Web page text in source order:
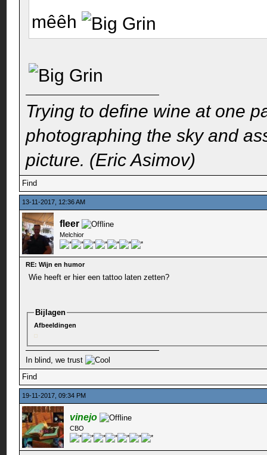
mêêh
Trying to define wine at one
photographing the sky and
picture. (Eric Asimov)
Find
13-11-2017, 12:36 AM
fleer
Melchior
RE: Wijn en humor
Wie heeft er hier een tattoo laten zetten?
Bijlagen
Afbeeldingen
In blind, we trust
Find
19-11-2017, 09:34 PM
vinejo
CBO